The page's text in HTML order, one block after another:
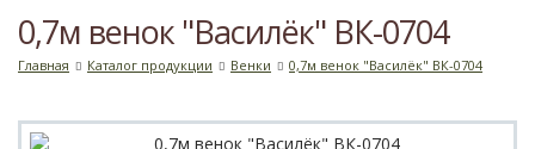
0,7м венок "Василёк" ВК-0704
Главная Каталог продукции Венки 0,7м венок "Василёк" ВК-0704